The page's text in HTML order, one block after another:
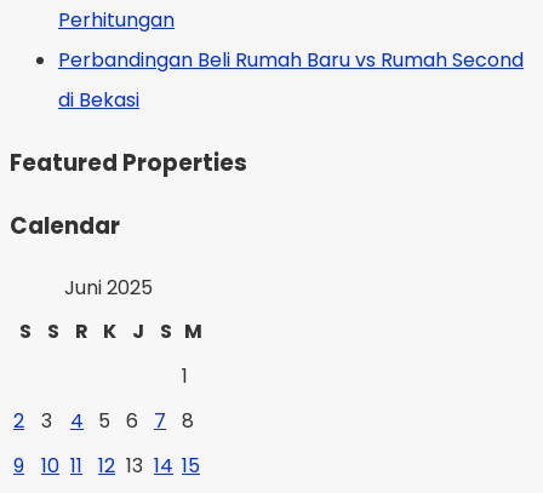
Perhitungan
Perbandingan Beli Rumah Baru vs Rumah Second
di Bekasi
Featured Properties
Calendar
Juni 2025
S
S R K J S M
1
2
3 4 5 6 7
8
9
10 11 12 13 14 15